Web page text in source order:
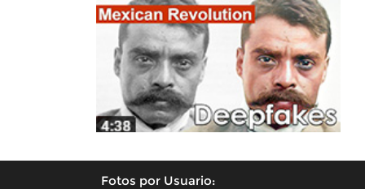
Fotos por Usuario: